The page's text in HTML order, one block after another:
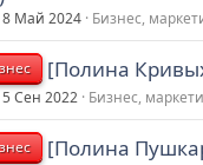
8 Май 2024 Бизнес,
[Полина
5 Сен 2022 Бизнес,
[Полина